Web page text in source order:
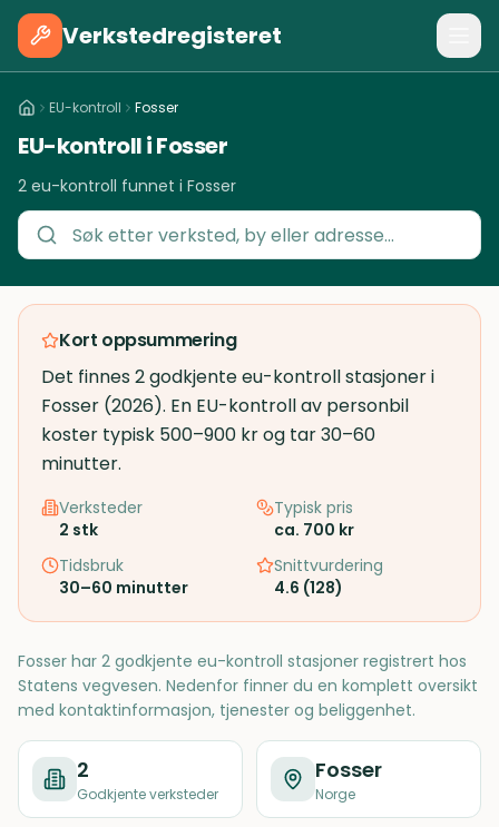
Verkstedregisteret
EU-kontroll Fosser
EU-kontroll i Fosser
2 eu-kontroll funnet i Fosser
Kort oppsummering
Det finnes 2 godkjente eu-kontroll stasjoner i
Fosser (2026). En EU-kontroll av personbil
koster typisk 500–900 kr og tar 30–60
minutter.
Verksteder
2 stk
Typisk pris
ca. 700 kr
Tidsbruk
30–60 minutter
Snittvurdering
4.6 (128)
Fosser har 2 godkjente eu-kontroll stasjoner registrert hos
Statens vegvesen. Nedenfor finner du en komplett oversikt
med kontaktinformasjon, tjenester og beliggenhet.
2
Godkjente verksteder
Fosser
Norge